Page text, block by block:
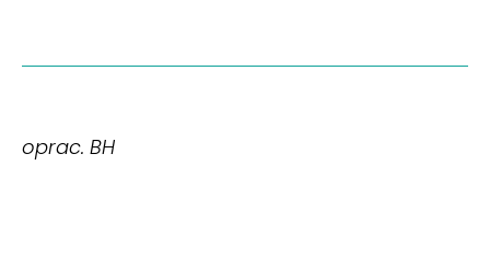
oprac. BH